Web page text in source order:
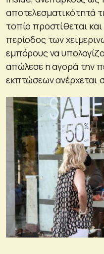
αποτελεσματικότητά
τοπίο προστίθεται
περίοδος των
εμπόρους να
απώλεσε η αγορά την
εκπτώσεων ανέρχεται